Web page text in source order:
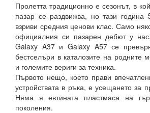
Пролетта традиционно е сезонът, в
пазар се раздвижва, но тази година
взриви средния ценови клас. Само
официалния си пазарен дебют у
Galaxy A37 и Galaxy A57 се
бестселъри в каталозите на родните
и големите вериги за техника.
Първото нещо, което прави
устройствата в ръка, е усещането за
Няма я евтината пластмаса на
поколения.